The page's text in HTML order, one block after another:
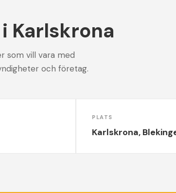
Karlskrona
som vill vara med
och företag.
PLATS
Karlskrona,